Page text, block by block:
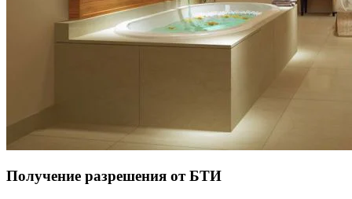
Получение разрешения от БТИ